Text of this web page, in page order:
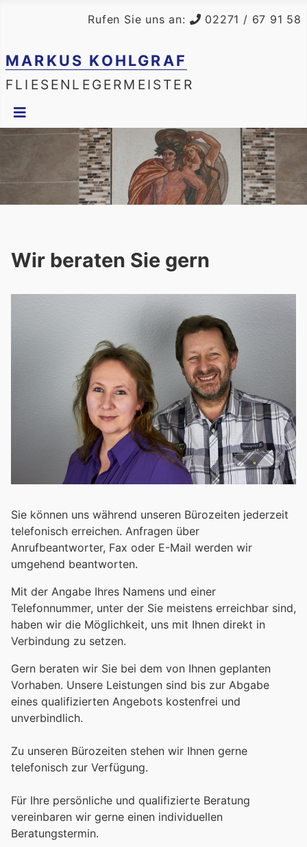
Rufen Sie uns an: 02271 / 67 91 58
MARKUS KOHLGRAF
FLIESENLEGERMEISTER
Wir beraten Sie gern
Sie können uns während unseren Bürozeiten jederzeit
telefonisch erreichen. Anfragen über
Anrufbeantworter, Fax oder E-Mail werden wir
umgehend beantworten.
Mit der Angabe Ihres Namens und einer
Telefonnummer, unter der Sie meistens erreichbar sind,
haben wir die Möglichkeit, uns mit Ihnen direkt in
Verbindung zu setzen.
Gern beraten wir Sie bei dem von Ihnen geplanten
Vorhaben. Unsere Leistungen sind bis zur Abgabe
eines qualifizierten Angebots kostenfrei und
unverbindlich.
Zu unseren Bürozeiten stehen wir Ihnen gerne
telefonisch zur Verfügung.
Für Ihre persönliche und qualifizierte Beratung
vereinbaren wir gerne einen individuellen
Beratungstermin.